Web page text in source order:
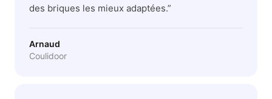
des briques les mieux adaptées.”
Arnaud
Coulidoor